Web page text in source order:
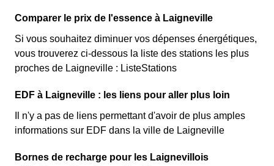
Comparer le prix de l'essence à Laigneville
Si vous souhaitez diminuer vos dépenses énergétiques,
vous trouverez ci-dessous la liste des stations les plus
proches de Laigneville : ListeStations
EDF à Laigneville : les liens pour aller plus loin
Il n'y a pas de liens permettant d'avoir de plus amples
informations sur EDF dans la ville de Laigneville
Bornes de recharge pour les Laignevillois